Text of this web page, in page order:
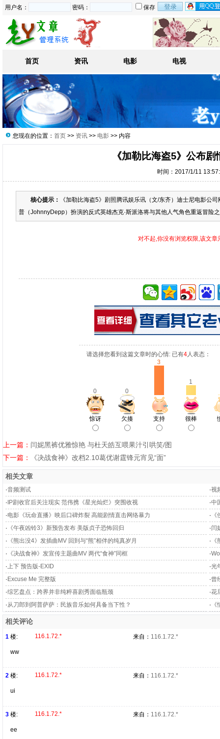
用户名： 密码： 保存
首页 资讯 电影 电视
您现在的位置： 首页 >> 资讯 >> 电影 >> 内容
《加勒比海盗5》公布
时间：2017/1/11
核心提示：
《加勒比海盗5》剧照腾讯娱乐讯（文/东齐）迪士尼电影公
普（JohnnyDepp）扮演的反式英雄杰克·斯派洛将与其他人气角色重返冒险
对不起,你没有浏览权限,该文章
请选择您看到这篇文章时的心情: 已有4人表态：
0 0
3
1
惊讶 欠揍 支持 很棒
上一篇： 闫妮黑裤优雅惊艳 与杜天皓互喂果汁引哄笑/图
下一篇：
《决战食神》改档2.10葛优谢霆锋元宵见“面”
相关文章
·音频测试 ·视
· IP剧收官后关注现实 范伟携《星光灿烂》突围收视 ·中
·电影《玩命直播》映后口碑炸裂 高能剧情直击网络暴力 ·
· 《午夜凶铃3》新预告发布 美版贞子恐怖回归 ·闫
· 《熊出没4》发插曲MV 回到与“熊”相伴的纯真岁月 ·
· 《决战食神》发宣传主题曲MV 两代“食神”同框 ·
·上下 预告版-EXID ·光
· Excuse Me 完整版 ·曾
·综艺盘点：跨界并非纯粹喜剧秀面临瓶颈 ·花
·从刀郎到阿普萨萨：民族音乐如何具备当下性？ ·
相关评论
1 楼: 116.1.72.* 来自： 116.1.72.*
ww
2 楼: 116.1.72.* 来自： 116.1.72.*
ui
3 楼: 116.1.72.* 来自： 116.1.72.*
ee